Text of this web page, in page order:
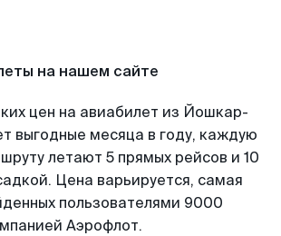
на нашем сайте
цен на авиабилет из Йошкар-
выгодные месяца в году, каждую
летают 5 прямых рейсов и 10
Цена варьируется, самая
пользователями 9000
Аэрофлот.